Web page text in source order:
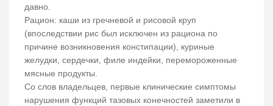
давно.
Рацион: каши из гречневой и рисовой круп
(впоследствии рис был исключен из рациона по
причине возникновения констипации), куриные
желудки, сердечки, филе индейки, перемороженные
мясные продукты.
Со слов владельцев, первые клинические симптомы
нарушения функций тазовых конечностей заметили в